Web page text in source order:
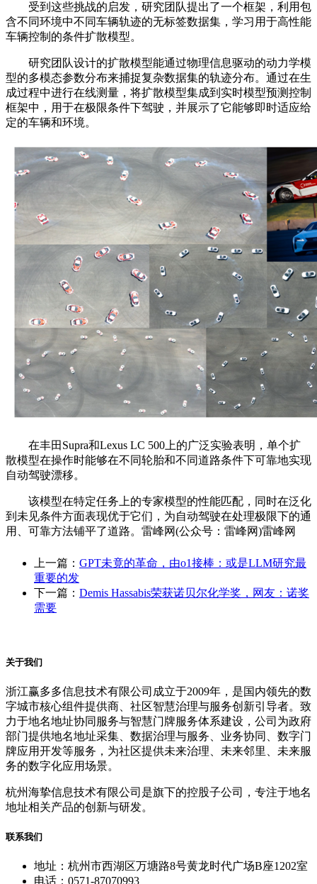
受到这些挑战的启发，研究团队提出了一个框架，利用包
含不同环境中不同车辆轨迹的无标签数据集，学习用于高性能
车辆控制的条件扩散模型。
研究团队设计的扩散模型能通过物理信息驱动的动力学模
型的多模态参数分布来捕捉复杂数据集的轨迹分布。通过在生
成过程中进行在线测量，将扩散模型集成到实时模型预测控制
框架中，用于在极限条件下驾驶，并展示了它能够即时适应给
定的车辆和环境。
在丰田Supra和Lexus LC 500上的广泛实验表明，单个扩
散模型在操作时能够在不同轮胎和不同道路条件下可靠地实现
自动驾驶漂移。
该模型在特定任务上的专家模型的性能匹配，同时在泛化
到未见条件方面表现优于它们，为自动驾驶在处理极限下的通
用、可靠方法铺平了道路。雷峰网(公众号：雷峰网)雷峰网
上一篇： GPT未竟的革命，由o1接棒：或是LLM研究最
重要的发
下一篇： Demis Hassabis荣获诺贝尔化学奖，网友：诺奖
需要
关于我们
浙江赢多多信息技术有限公司成立于2009年，是国内领先的数
字城市核心组件提供商、社区智慧治理与服务创新引导者。致
力于地名地址协同服务与智慧门牌服务体系建设，公司为政府
部门提供地名地址采集、数据治理与服务、业务协同、数字门
牌应用开发等服务，为社区提供未来治理、未来邻里、未来服
务的数字化应用场景。
杭州海挚信息技术有限公司是旗下的控股子公司，专注于地名
地址相关产品的创新与研发。
联系我们
地址：杭州市西湖区万塘路8号黄龙时代广场B座1202室
电话：0571-87070993